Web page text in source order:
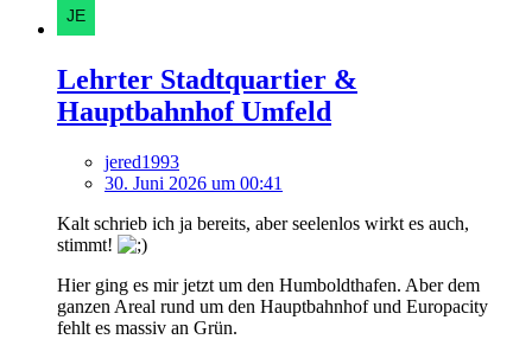
Lehrter Stadtquartier &
Hauptbahnhof Umfeld
jered1993
30. Juni 2026 um 00:41
Kalt schrieb ich ja bereits, aber seelenlos wirkt es auch,
stimmt!
Hier ging es mir jetzt um den Humboldthafen. Aber dem
ganzen Areal rund um den Hauptbahnhof und Europacity
fehlt es massiv an Grün.